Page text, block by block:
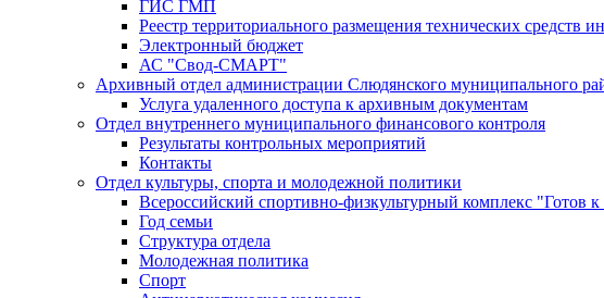
ГИС ГМП
Реестр территориального размещения технических средств
Электронный бюджет
АС "Свод-СМАРТ"
Архивный отдел администрации Слюдянского муниципального
Услуга удаленного доступа к архивным документам
Отдел внутреннего муниципального финансового контроля
Результаты контрольных мероприятий
Контакты
Отдел культуры, спорта и молодежной политики
Всероссийский спортивно-физкультурный комплекс "Готов
Год семьи
Структура отдела
Молодежная политика
Спорт